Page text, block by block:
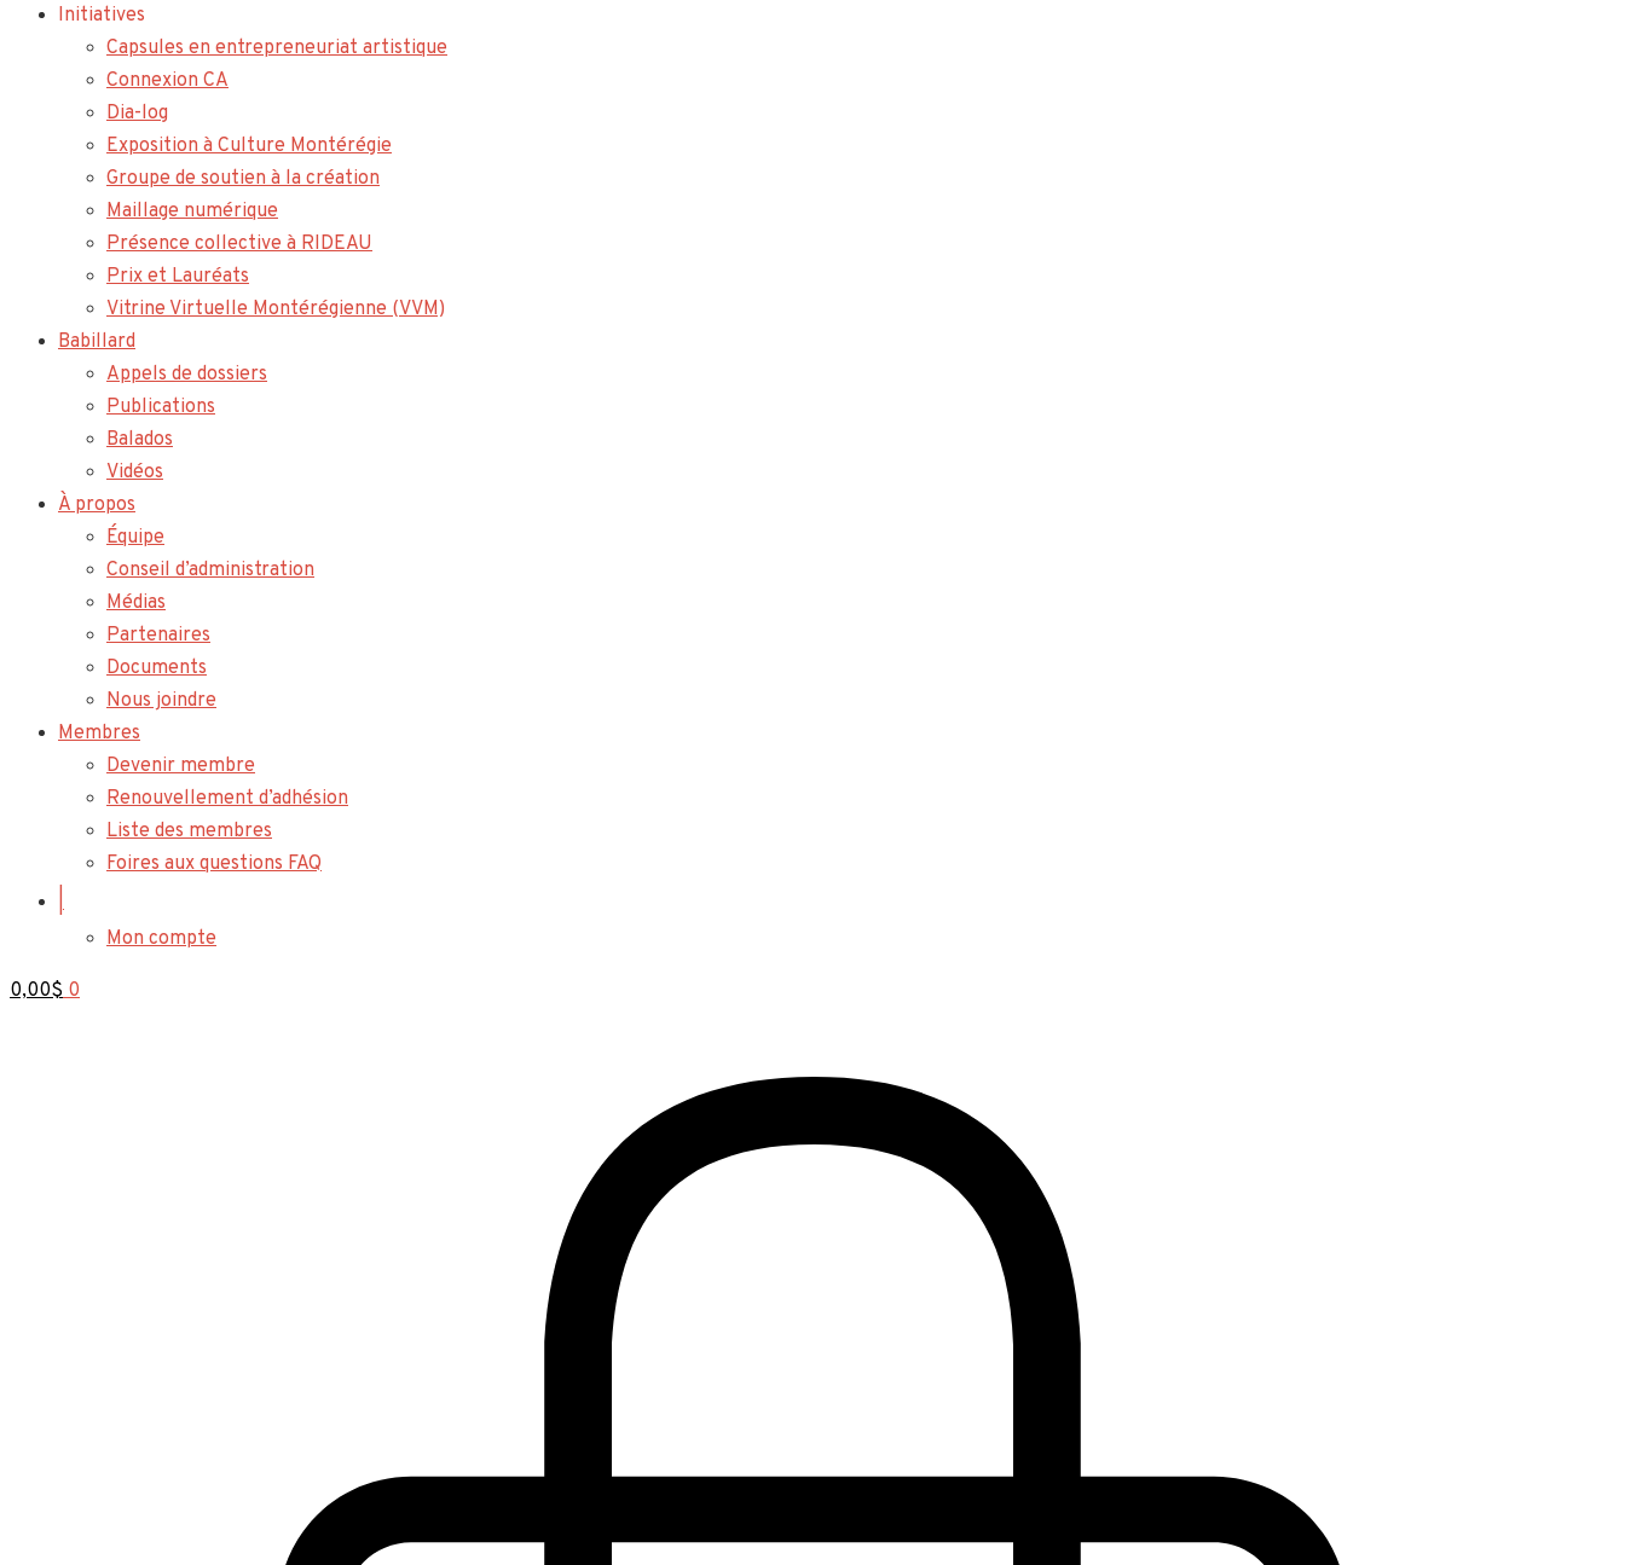
Initiatives
Capsules en entrepreneuriat artistique
Connexion CA
Dia-log
Exposition à Culture Montérégie
Groupe de soutien à la création
Maillage numérique
Présence collective à RIDEAU
Prix et Lauréats
Vitrine Virtuelle Montérégienne (VVM)
Babillard
Appels de dossiers
Publications
Balados
Vidéos
À propos
Équipe
Conseil d’administration
Médias
Partenaires
Documents
Nous joindre
Membres
Devenir membre
Renouvellement d’adhésion
Liste des membres
Foires aux questions FAQ
|
Mon compte
0,00$ 0